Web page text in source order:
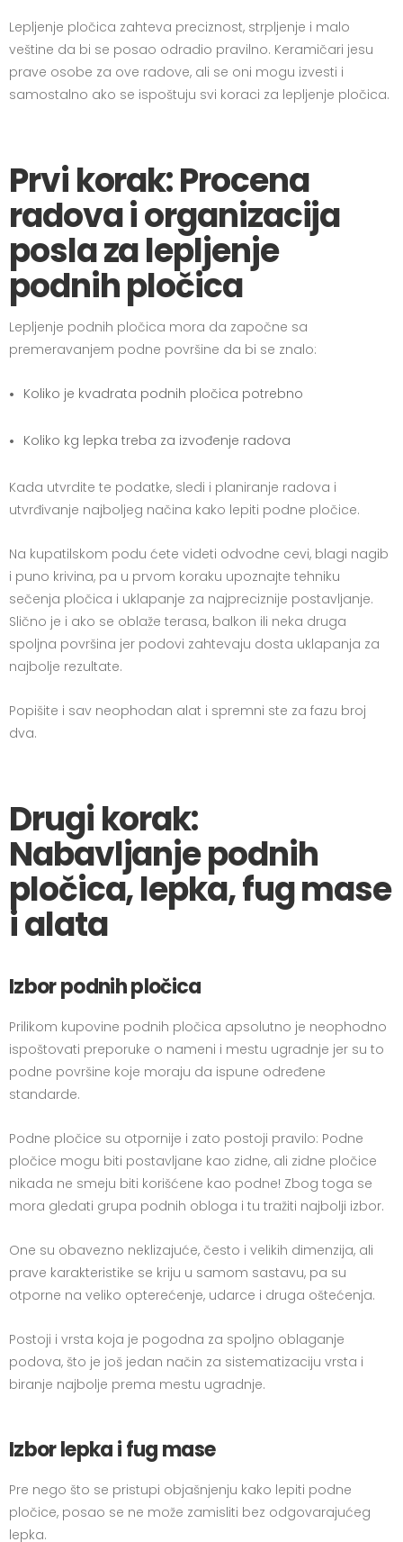
Lepljenje pločica zahteva preciznost, strpljenje i malo
veštine da bi se posao odradio pravilno. Keramičari jesu
prave osobe za ove radove, ali se oni mogu izvesti i
samostalno ako se ispoštuju svi koraci za lepljenje pločica.
Prvi korak: Procena
radova i organizacija
posla za lepljenje
podnih pločica
Lepljenje podnih pločica mora da započne sa
premeravanjem podne površine da bi se znalo:
Koliko je kvadrata podnih pločica potrebno
Koliko kg lepka treba za izvođenje radova
Kada utvrdite te podatke, sledi i planiranje radova i
utvrđivanje najboljeg načina kako lepiti podne pločice.
Na kupatilskom podu ćete videti odvodne cevi, blagi nagib
i puno krivina, pa u prvom koraku upoznajte tehniku
sečenja pločica i uklapanje za najpreciznije postavljanje.
Slično je i ako se oblaže terasa, balkon ili neka druga
spoljna površina jer podovi zahtevaju dosta uklapanja za
najbolje rezultate.
Popišite i sav neophodan alat i spremni ste za fazu broj
dva.
Drugi korak:
Nabavljanje podnih
pločica, lepka, fug mase
i alata
Izbor podnih pločica
Prilikom kupovine podnih pločica apsolutno je neophodno
ispoštovati preporuke o nameni i mestu ugradnje jer su to
podne površine koje moraju da ispune određene
standarde.
Podne pločice su otpornije i zato postoji pravilo: Podne
pločice mogu biti postavljane kao zidne, ali zidne pločice
nikada ne smeju biti korišćene kao podne! Zbog toga se
mora gledati grupa podnih obloga i tu tražiti najbolji izbor.
One su obavezno neklizajuće, često i velikih dimenzija, ali
prave karakteristike se kriju u samom sastavu, pa su
otporne na veliko opterećenje, udarce i druga oštećenja.
Postoji i vrsta koja je pogodna za spoljno oblaganje
podova, što je još jedan način za sistematizaciju vrsta i
biranje najbolje prema mestu ugradnje.
Izbor lepka i fug mase
Pre nego što se pristupi objašnjenju kako lepiti podne
pločice, posao se ne može zamisliti bez odgovarajućeg
lepka.